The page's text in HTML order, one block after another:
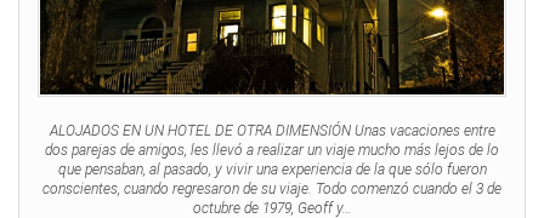
ALOJADOS EN UN HOTEL DE OTRA DIMENSIÓN Unas vacaciones entre
dos parejas de amigos, les llevó a realizar un viaje mucho más lejos de lo
que pensaban, al pasado, y vivir una experiencia de la que sólo fueron
conscientes, cuando regresaron de su viaje. Todo comenzó cuando el 3 de
octubre de 1979, Geoff y…